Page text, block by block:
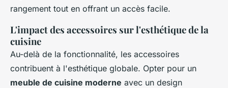
rangement tout en offrant un accès facile.
L'impact des accessoires sur l'esthétique de la
cuisine
Au-delà de la fonctionnalité, les accessoires
contribuent à l'esthétique globale. Opter pour un
meuble de cuisine moderne avec un design